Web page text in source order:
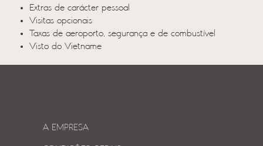
Extras de carácter pessoal
Visitas opcionais
Taxas de aeroporto, segurança e de combustível
Visto do Vietname
A EMPRESA